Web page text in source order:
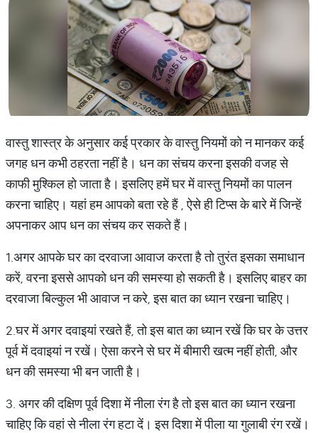
वास्तु शास्त्र के अनुसार कई प्रकार के वास्तु नियमों को न मानकर कई
जगह धन कभी ठहरता नहीं है। धन का संचय करना इसकी वजह से
काफी मुश्किल हो जाता है। इसलिए हमें घर में वास्तु नियमों का पालन
करना चाहिए। यहां हम आपको बता रहे हैं , ऐसे ही टिप्स के बारे में जिन्हें
अपनाकर आप धन का संचय कर सकते हैं।
1.अगर आपके घर का दरवाजा आवाज करता है तो तुरंत इसका समाधान
करें, वरना इससे आपको धन की समस्या हो सकती है। इसलिए बाहर का
दरवाजा बिल्कुल भी आवाज न करे, इस बात का ध्यान रखना चाहिए।
2.घर में अगर दवाइयां रखते हैं, तो इस बात का ध्यान रखें कि घर के उत्तर
पूर्व में दवाइयां न रखें। ऐसा करने से घर में बीमारी खत्म नहीं होती, और
धन की समस्या भी बन जाती है।
3. अगर की दक्षिण पूर्व दिशा में नीला रंग है तो इस बात का ध्यान रखना
चाहिए कि वहां से नीला रंग हटा दें। इस दिशा में पीला या गुलाबी रंग रखें।